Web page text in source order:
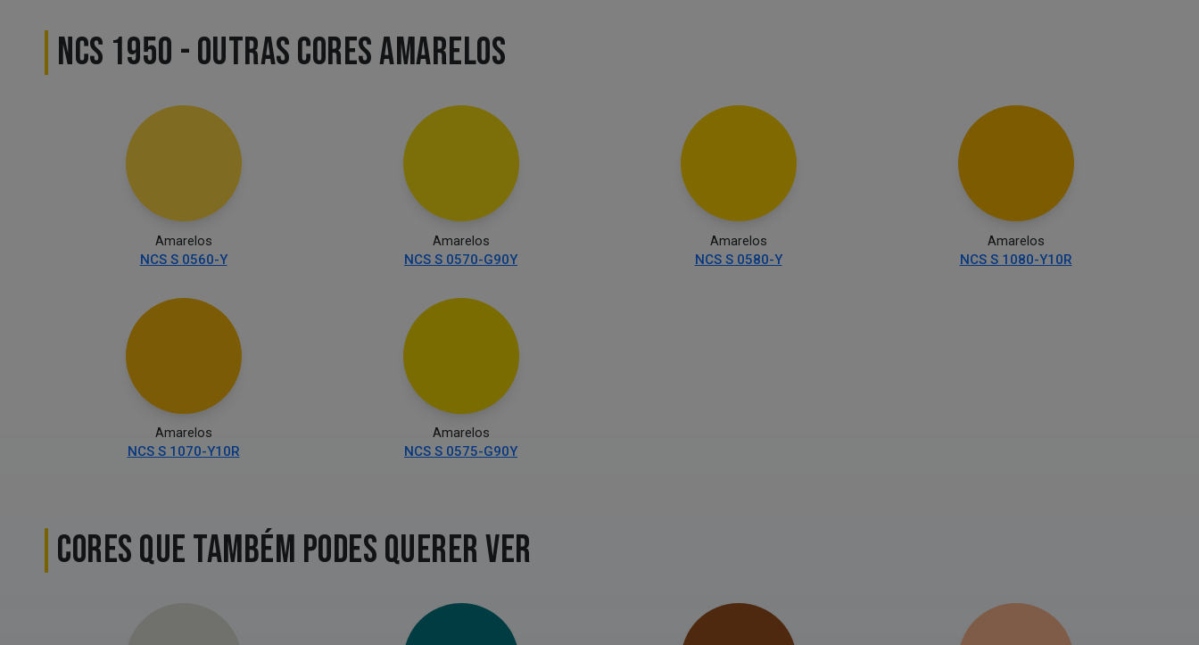
NCS 1950 - OUTRAS CORES AMARELOS
Amarelos
NCS S 0560-Y
Amarelos
NCS S 0570-G90Y
Amarelos
NCS S 0580-Y
Amarelos
NCS S 1080-Y10R
Amarelos
NCS S 1070-Y10R
Amarelos
NCS S 0575-G90Y
CORES QUE TAMBÉM PODES QUERER VER